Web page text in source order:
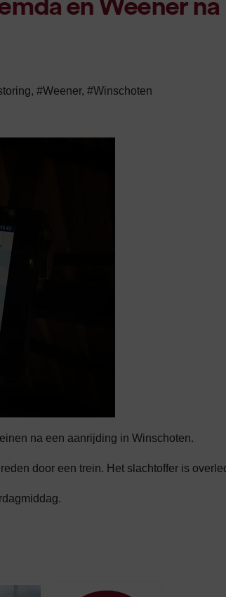
en Weener na
, #Weener, #Winschoten
na een aanrijding in Winschoten.
door een trein. Het slachtoffer is